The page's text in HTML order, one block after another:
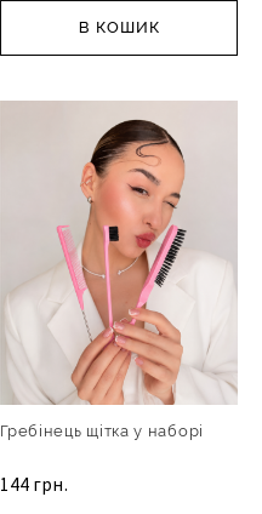
В КОШИК
Гребінець щітка у наборі
144 грн.